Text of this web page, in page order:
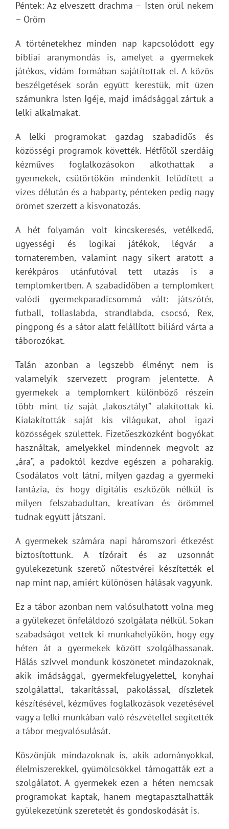
Péntek: Az elveszett drachma – Isten örül nekem
– Öröm
A történetekhez minden nap kapcsolódott egy
bibliai aranymondás is, amelyet a gyermekek
játékos, vidám formában sajátítottak el. A közös
beszélgetések során együtt kerestük, mit üzen
számunkra Isten Igéje, majd imádsággal zártuk a
lelki alkalmakat.
A lelki programokat gazdag szabadidős és
közösségi programok követték. Hétfőtől szerdáig
kézműves foglalkozásokon alkothattak a
gyermekek, csütörtökön mindenkit felüdített a
vizes délután és a habparty, pénteken pedig nagy
örömet szerzett a kisvonatozás.
A hét folyamán volt kincskeresés, vetélkedő,
ügyességi és logikai játékok, légvár a
tornateremben, valamint nagy sikert aratott a
kerékpáros utánfutóval tett utazás is a
templomkertben. A szabadidőben a templomkert
valódi gyermekparadicsommá vált: játszótér,
futball, tollaslabda, strandlabda, csocsó, Rex,
pingpong és a sátor alatt felállított biliárd várta a
táborozókat.
Talán azonban a legszebb élményt nem is
valamelyik szervezett program jelentette. A
gyermekek a templomkert különböző részein
több mint tíz saját „lakosztályt” alakítottak ki.
Kialakították saját kis világukat, ahol igazi
közösségek születtek. Fizetőeszközként bogyókat
használtak, amelyekkel mindennek megvolt az
„ára”, a padoktól kezdve egészen a poharakig.
Csodálatos volt látni, milyen gazdag a gyermeki
fantázia, és hogy digitális eszközök nélkül is
milyen felszabadultan, kreatívan és örömmel
tudnak együtt játszani.
A gyermekek számára napi háromszori étkezést
biztosítottunk. A tízórait és az uzsonnát
gyülekezetünk szerető nőtestvérei készítették el
nap mint nap, amiért különösen hálásak vagyunk.
Ez a tábor azonban nem valósulhatott volna meg
a gyülekezet önfeláldozó szolgálata nélkül. Sokan
szabadságot vettek ki munkahelyükön, hogy egy
héten át a gyermekek között szolgálhassanak.
Hálás szívvel mondunk köszönetet mindazoknak,
akik imádsággal, gyermekfelügyelettel, konyhai
szolgálattal, takarítással, pakolással, díszletek
készítésével, kézműves foglalkozások vezetésével
vagy a lelki munkában való részvétellel segítették
a tábor megvalósulását.
Köszönjük mindazoknak is, akik adományokkal,
élelmiszerekkel, gyümölcsökkel támogatták ezt a
szolgálatot. A gyermekek ezen a héten nemcsak
programokat kaptak, hanem megtapasztalhatták
gyülekezetünk szeretetét és gondoskodását is.